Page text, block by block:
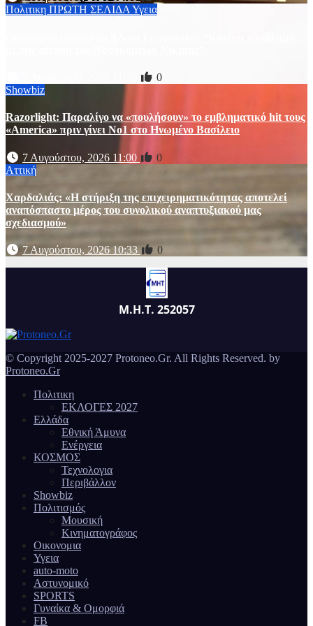
Πολιτικη ΠΡΩΤΗ ΣΕΛΙΔΑΥγεια
0
Showbiz
Razorlight: Παραλίγο να «πουλήσουν» το εμβληματικό hit τους
«America» πριν γίνει Νο1 στο Ηνωμένο Βασίλειο
7 Αυγούστου, 2026 11:00
0
Αττική
Χαρδαλιάς: «Η στήριξη της επιχειρηματικότητας αποτελεί
αναπόσπαστο μέρος του συνολικού αναπτυξιακού μας
σχεδιασμού»
7 Αυγούστου, 2026 10:33 0
Μ.Η.Τ. 252057
© Copyright 2025-2027 Protoneo.Gr. All Rights Reserved. by
Protoneo.Gr
Πολιτικη
ΕΚΛΟΓΕΣ 2027
Ελλάδα
Εθνική Άμυνα
Ενέργεια
ΚΟΣΜΟΣ
Τεχνολογια
Περιβάλλον
Showbiz
Πολιτισμός
Μουσική
Κινηματογράφος
Οικονομια
Υγεια
auto-moto
Αστυνομικό
SPORTS
Γυναίκα & Ομορφιά
FB